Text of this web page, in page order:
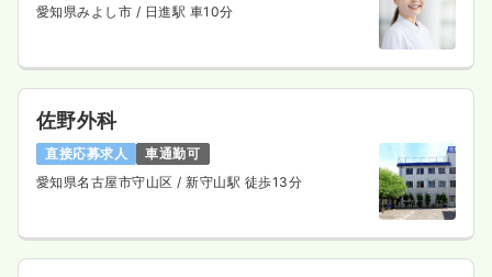
愛知県みよし市 / 日進駅 車10分
佐野外科
直接応募求人
車通勤可
愛知県名古屋市守山区/ 新守山駅 徒歩13分